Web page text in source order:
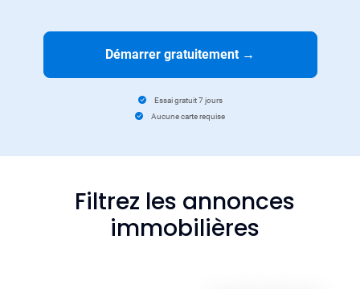
Démarrer gratuitement →
Essai gratuit 7 jours
Aucune carte requise
Filtrez les annonces
immobilières